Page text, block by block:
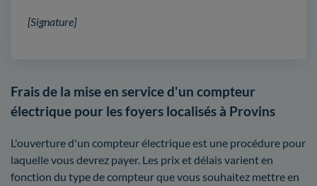
[Signature]
Frais de la mise en service d'un compteur
électrique pour les foyers localisés à Provins
L'ouverture d'un compteur électrique est une procédure pour
laquelle vous devrez payer. Les prix et délais varient en
fonction du type de compteur que vous souhaitez mettre en